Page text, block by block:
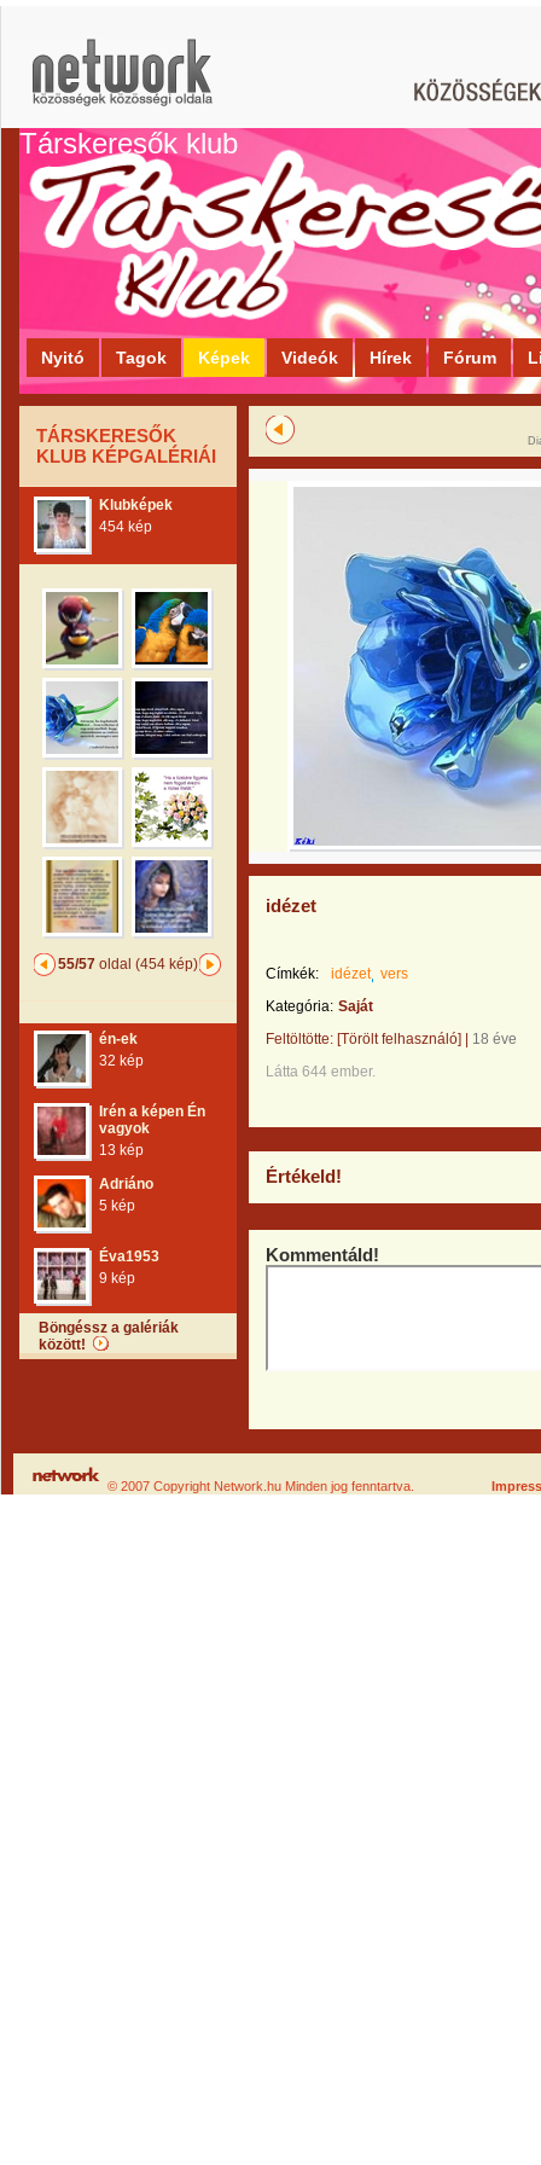
Társkeresők klub
Nyitó Tagok Képek Videók Hírek Fórum
TÁRSKERESŐK
KLUB KÉPGALÉRIÁI
Klubképek
454 kép
55/57 oldal (454 kép)
én-ek
32 kép
Irén a képen Én
vagyok
13 kép
Adriáno
5 kép
Éva1953
9 kép
Böngéssz a galériák
között!
idézet
Címkék: idézet vers
Kategória: Saját
Feltöltötte: [Törölt felhasználó]
18 éve
Látta 644 ember.
Értékeld!
Kommentáld!
© 2007 Copyright Network.hu Minden jog fenntartva.